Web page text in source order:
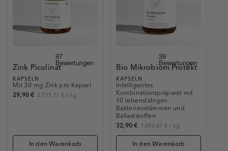
Zink Picolinat
KAPSELN
Mit 30 mg Zink pro Kapsel
29,90 € 2.135,71 €/ kg
In den Warenkorb
Bio Mikrobiom Protekt
KAPSELN
Intelligentes
Kombinationspräparat mit
10 lebensfähigen
Bakterienstämmen und
Ballaststoffen
32,90 € 1.096,67 €/ kg
In den Warenkorb